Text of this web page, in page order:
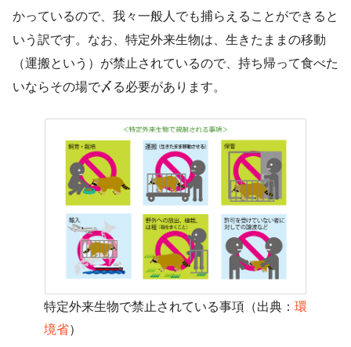
かっているので、我々一般人でも捕らえることができると
いう訳です。なお、特定外来生物は、生きたままの移動
（運搬という）が禁止されているので、持ち帰って食べた
いならその場で〆る必要があります。
特定外来生物で禁止されている事項（出典： 環
境省）